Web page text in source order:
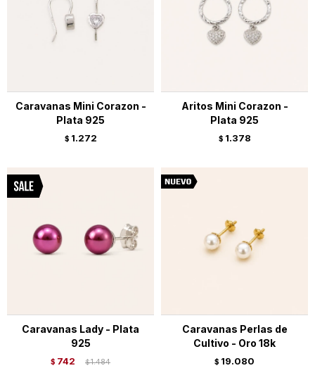
Caravanas Mini Corazon -
Plata 925
$ 1.272
Aritos Mini Corazon -
Plata 925
$ 1.378
Caravanas Lady - Plata
925
$ 742 $ 1.484
Caravanas Perlas de
Cultivo - Oro 18k
$ 19.080